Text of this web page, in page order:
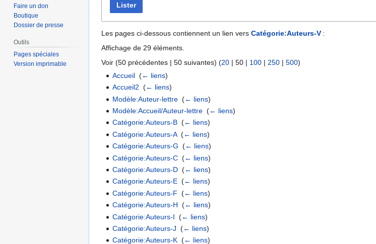
Lister
Les pages ci-dessous contiennent un lien vers Catégorie:Auteurs-V :
Affichage de 29 éléments.
Voir (50 précédentes | 50 suivantes) (20 | 50 | 100 | 250 | 500)
Accueil ‎(← liens)
Accueil2 ‎(← liens)
Modèle:Auteur-lettre ‎(← liens)
Modèle:Accueil/Auteur-lettre ‎(← liens)
Catégorie:Auteurs-B ‎(← liens)
Catégorie:Auteurs-A‎(← liens)
Catégorie:Auteurs-G ‎(← liens)
Catégorie:Auteurs-C ‎(← liens)
Catégorie:Auteurs-D ‎(← liens)
Catégorie:Auteurs-E ‎(← liens)
Catégorie:Auteurs-F ‎(← liens)
Catégorie:Auteurs-H ‎(← liens)
Catégorie:Auteurs-I ‎(← liens)
Catégorie:Auteurs-J ‎(← liens)
Catégorie:Auteurs-K ‎(← liens)
Faire un don
Boutique
Dossier de presse
Outils
Pages spéciales
Version imprimable